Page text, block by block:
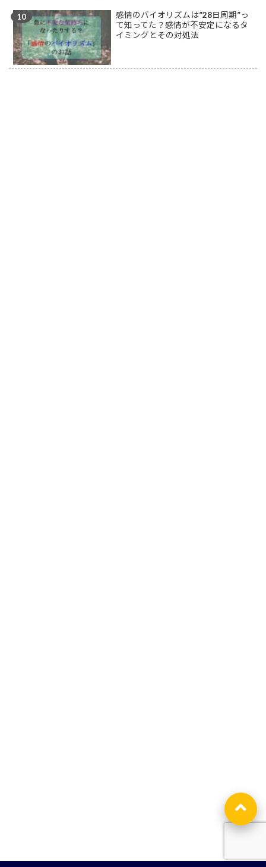
感情のバイオリズムは”28日周期”っ
て知ってた？感情が不安定になるタ
イミングとその対処法